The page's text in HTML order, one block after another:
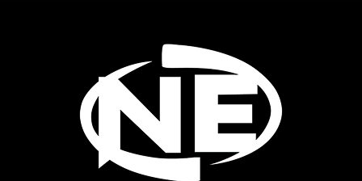
FÁBRICA DE PRÉ-MOLDADOS
GÁRGULAS PRÉ-MOLDADAS
GRELHAS PARA BOCA DE LEÃO